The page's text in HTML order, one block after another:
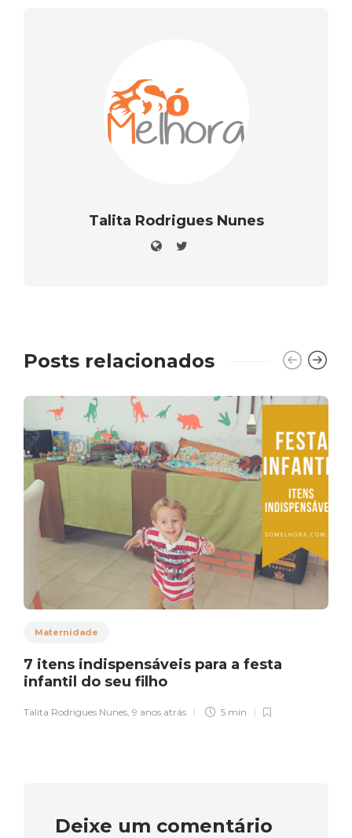
Talita Rodrigues Nunes
Posts relacionados
Maternidade
7 itens indispensáveis para a festa
infantil do seu filho
Talita Rodrigues Nunes 9 anos atrás 5 min
Deixe um comentário